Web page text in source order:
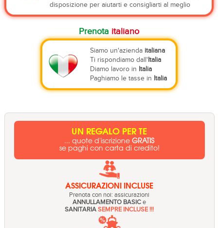
disposizione per aiutarti e consigliarti al meglio
Prenota italiano
Siamo un'azienda italiana
Ti rispondiamo dall'Italia
Diamo lavoro in Italia
Paghiamo le tasse in Italia
UN REGALO PER TE
... quote d'iscrizioneGRATIS
se paghi con carta di credito!
ASSICURAZIONI INCLUSE
Prenota con noi: assicurazioni
ANNULLAMENTO BASICe
SANITARIASEMPRE INCLUSE !!!